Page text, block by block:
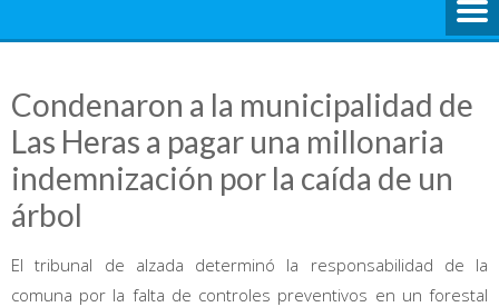
Condenaron a la municipalidad de
Las Heras a pagar una millonaria
indemnización por la caída de un
árbol
El tribunal de alzada determinó la responsabilidad de la
comuna por la falta de controles preventivos en un forestal